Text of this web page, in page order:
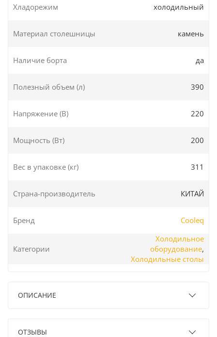
Хладорежим холодильный
Материал столешницы камень
Наличие борта да
Полезный объем (л) 390
Напряжение (В) 220
Мощность (Вт) 200
Вес в упаковке (кг) 311
Страна-производитель КИТАЙ
Бренд Cooleq
Категории
Холодильное
оборудование,
Холодильные столы
ОПИСАНИЕ
ОТЗЫВЫ